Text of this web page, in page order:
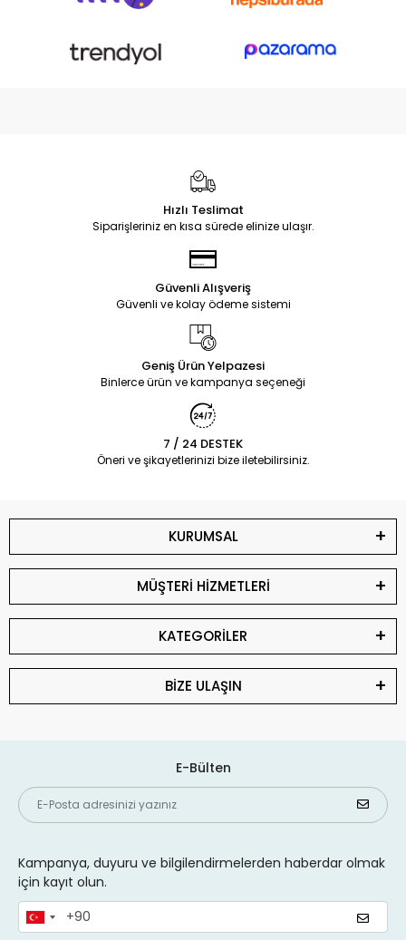
Hızlı Teslimat
Siparişleriniz en kısa sürede elinize ulaşır.
Güvenli Alışveriş
Güvenli ve kolay ödeme sistemi
Geniş Ürün Yelpazesi
Binlerce ürün ve kampanya seçeneği
7 / 24 DESTEK
Öneri ve şikayetlerinizi bize iletebilirsiniz.
KURUMSAL
MÜŞTERİ HİZMETLERİ
KATEGORİLER
BİZE ULAŞIN
E-Bülten
Kampanya, duyuru ve bilgilendirmelerden haberdar olmak
için kayıt olun.